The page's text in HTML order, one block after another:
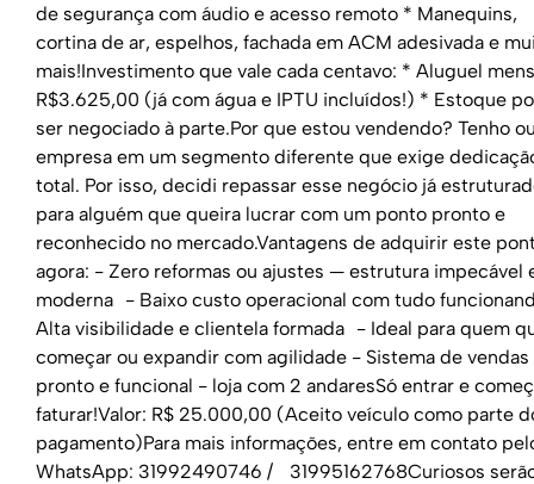
de segurança com áudio e acesso remoto * Manequins,
cortina de ar, espelhos, fachada em ACM adesivada e
mais!Investimento que vale cada centavo: * Aluguel
R$3.625,00 (já com água e IPTU incluídos!) * Estoque
ser negociado à parte.Por que estou vendendo? Tenho
empresa em um segmento diferente que exige
total. Por isso, decidi repassar esse negócio já
para alguém que queira lucrar com um ponto pronto e
reconhecido no mercado.Vantagens de adquirir este
agora: - Zero reformas ou ajustes — estrutura impecável
moderna - Baixo custo operacional com tudo
Alta visibilidade e clientela formada - Ideal para quem
começar ou expandir com agilidade - Sistema de vendas
pronto e funcional - loja com 2 andaresSó entrar e
faturar!Valor: R$ 25.000,00 (Aceito veículo como parte
pagamento)Para mais informações, entre em contato
WhatsApp: 31992490746 / 31995162768Curiosos